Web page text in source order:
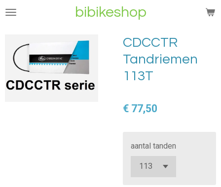
Ga
hoofdinhoud
bibikeshop
CDCCTR
Tandriemen
113T
€ 77,50
aantal tanden